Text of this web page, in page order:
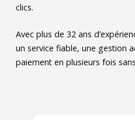
clics.
Avec plus de 32 ans
un service fiable, une gestion
paiement en plusieurs fois